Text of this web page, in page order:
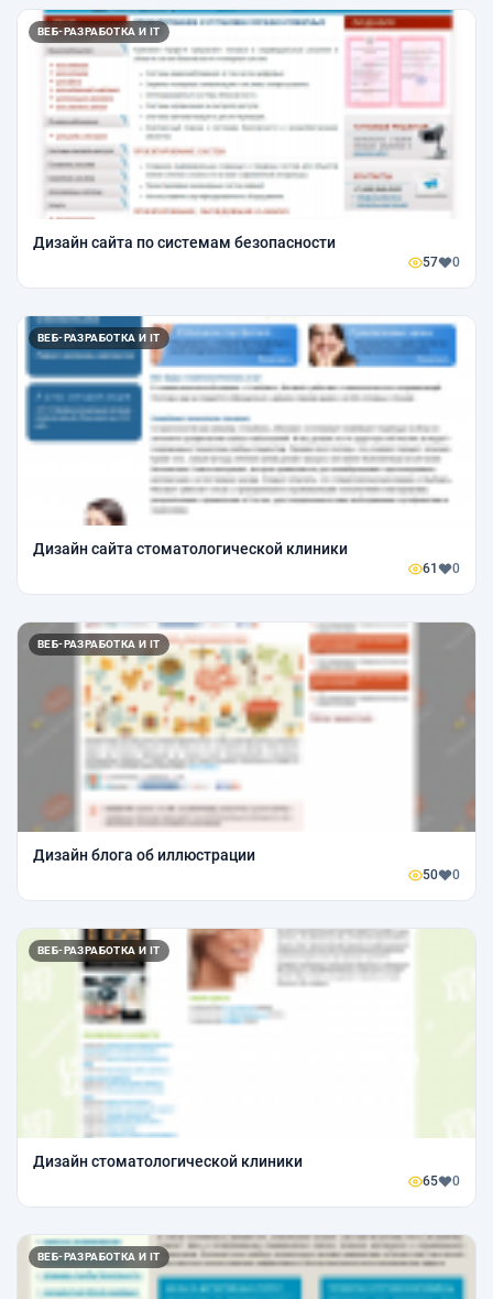
ВЕБ-РАЗРАБОТКА И IT
Дизайн сайта по системам безопасности
57 0
ВЕБ-РАЗРАБОТКА И IT
Дизайн сайта стоматологической клиники
61 0
ВЕБ-РАЗРАБОТКА И IT
Дизайн блога об иллюстрации
50 0
ВЕБ-РАЗРАБОТКА И IT
Дизайн стоматологической клиники
65 0
ВЕБ-РАЗРАБОТКА И IT